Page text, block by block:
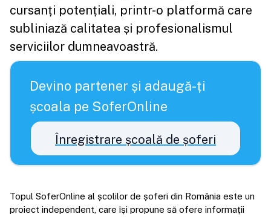
cursanți potențiali, printr-o platformă care
subliniază calitatea și profesionalismul
serviciilor dumneavoastră.
Devino partener și adaugă-ți
școala pe SoferOnline
Înregistrare școală de șoferi
Topul SoferOnline al școlilor de șoferi din România este un
proiect independent, care își propune să ofere informații